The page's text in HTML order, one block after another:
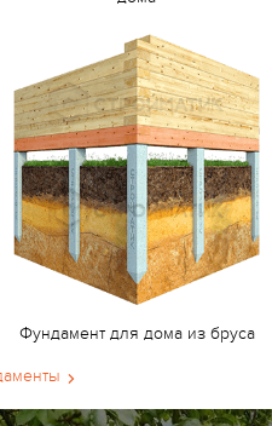
Фундамент для дома из бруса